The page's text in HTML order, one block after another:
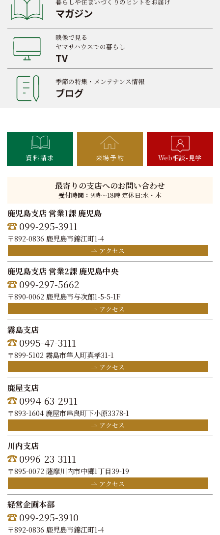
暮らしや住まいづくりのヒントをお届け
マガジン
映像で見る
ヤマサハウスでの暮らし
TV
季節の特集・メンテナンス情報
ブログ
資料請求 来場予約 Web相談 見学
最寄りの支店へのお問い合わせ
受付時間： 9時〜18時 定休日:水・木
鹿児島支店 営業1課 鹿児島
099-295-3911
〒892-0836 鹿児島市錦江町1-4
アクセス
鹿児島支店 営業2課 鹿児島中央
099-297-5662
〒890-0062 鹿児島市与次郎1-5-5-1F
アクセス
霧島支店
0995-47-3111
〒899-5102 霧島市隼人町真孝31-1
アクセス
鹿屋支店
0994-63-2911
〒893-1604 鹿屋市串良町下小原3378-1
アクセス
川内支店
0996-23-3111
〒895-0072 薩摩川内市中郷1丁目39-19
アクセス
経営企画本部
099-295-3910
〒892-0836 鹿児島市錦江町1-4